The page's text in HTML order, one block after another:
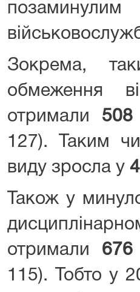
позаминулим
Зокрема,
обмеження
отримали 508
127). Таким
виду зросла у 4
Також у
отримали 676
115). Тобто у